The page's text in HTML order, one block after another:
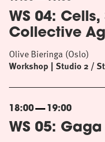
WS 04:
Collective
Workshop Studio 2 /
Olive Bieringa (Oslo)
18:00 19:00
WS 05: